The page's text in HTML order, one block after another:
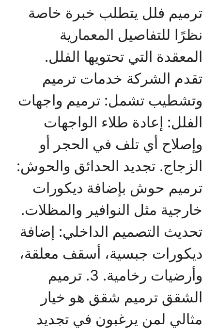
ترميم فلل يتطلب خبرة خاصة
نظرًا للتفاصيل المعمارية
المعقدة التي تحتويها الفلل.
تقدم الشركة خدمات ترميم
وتشطيب تشمل: ترميم واجهات
الفلل: إعادة طلاء الواجهات
وإصلاح أي تلف في الحجر أو
الزجاج. تجديد الحدائق والحوش:
ترميم حوش بإضافة ديكورات
خارجية مثل النوافير والمظلات.
تحديث التصميم الداخلي: إضافة
ديكورات جبسية، أسقف معلقة،
وأرضيات رخامية. 3. ترميم
الشقق ترميم شقق هو خيار
مثالي لمن يرغبون في تجديد